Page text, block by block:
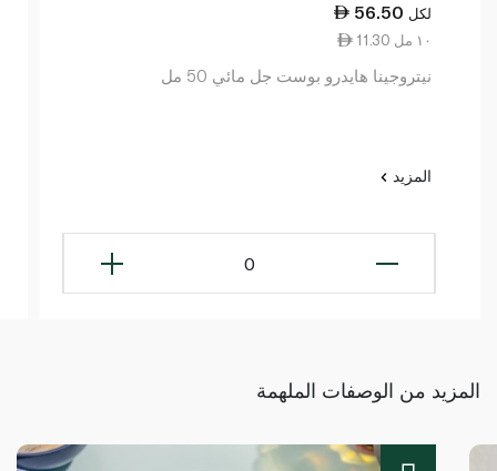
56.50 لكل
11.30 ١٠ مل
نيتروجينا هايدرو بوست جل مائي 50 مل
المزيد
0
المزيد من الوصفات الملهمة